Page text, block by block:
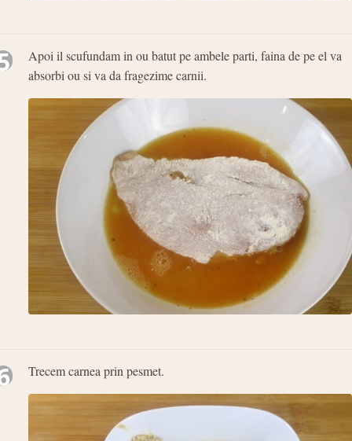
Apoi il scufundam in ou batut pe ambele parti, faina de pe el va
absorbi ou si va da fragezime carnii.
Trecem carnea prin pesmet.